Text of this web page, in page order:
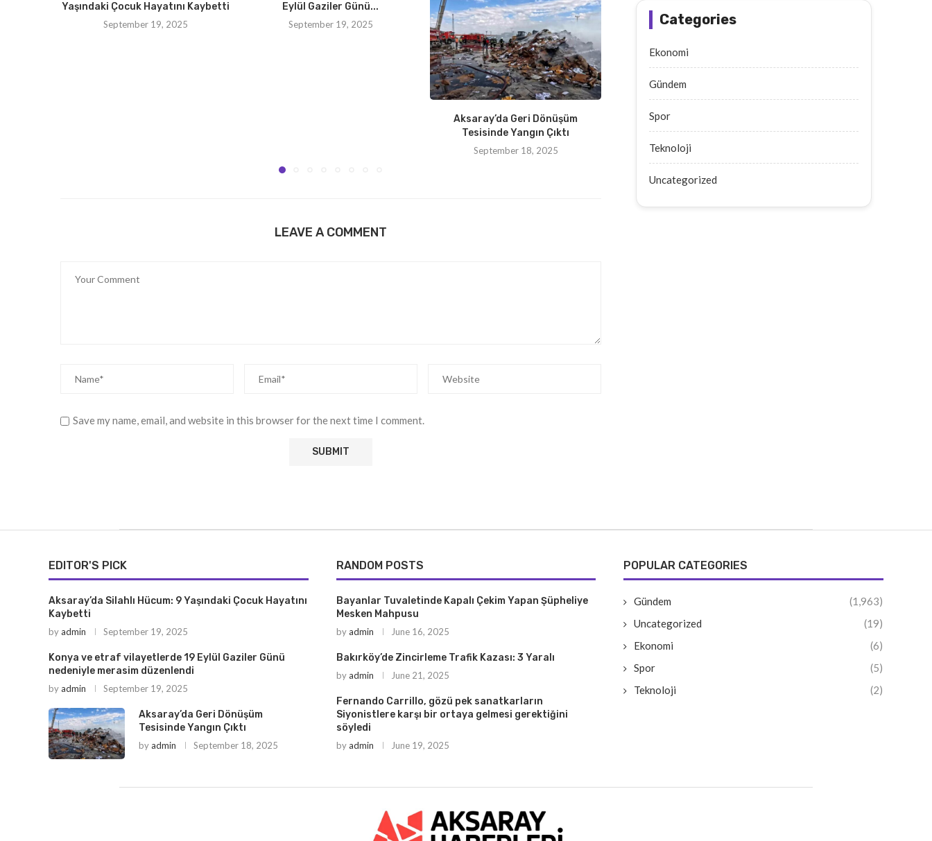
Yaşındaki Çocuk Hayatını Kaybetti
September 19, 2025
Eylül Gaziler Günü...
September 19, 2025
Aksaray’da Geri Dönüşüm
Tesisinde Yangın Çıktı
September 18, 2025
September 18, 2025
Yaşlı Adam Arabanın
LEAVE A COMMENT
Save my name, email, and website in this browser for the next time I comment.
Categories
Ekonomi
Gündem
Spor
Teknoloji
Uncategorized
EDITOR'S PICK
Aksaray’da Silahlı Hücum: 9 Yaşındaki Çocuk Hayatını
Kaybetti
byadmin September 19, 2025
Konya ve etraf vilayetlerde 19 Eylül Gaziler Günü
nedeniyle merasim düzenlendi
byadmin September 19, 2025
Aksaray’da Geri Dönüşüm
Tesisinde Yangın Çıktı
byadmin September 18, 2025
RANDOM POSTS
Bayanlar Tuvaletinde Kapalı Çekim Yapan Şüpheliye
Mesken Mahpusu
byadmin June 16, 2025
Bakırköy’de Zincirleme Trafik Kazası: 3 Yaralı
byadmin June 21, 2025
Fernando Carrillo, gözü pek sanatkarların
Siyonistlere karşı bir ortaya gelmesi gerektiğini
söyledi
byadmin June 19, 2025
POPULAR CATEGORIES
Gündem
(1,963)
Uncategorized
(19)
Ekonomi
(6)
Spor
(5)
Teknoloji
(2)